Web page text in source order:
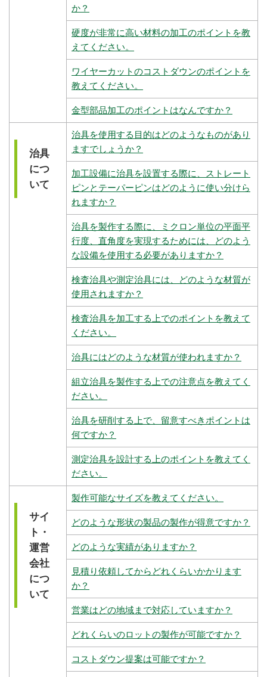
か？
硬度が非常に高い材料の加工のポイントを教
えてください。
ワイヤーカットのコストダウンのポイントを
教えてください。
金型部品加工のポイントはなんですか？
治具
につ
いて
治具を使用する目的はどのようなものがあり
ますでしょうか？
加工設備に治具を設置する際に、ストレート
ピンとテーパーピンはどのように使い分けら
れますか？
治具を製作する際に、ミクロン単位の平面平
行度、直角度を実現するためには、どのよう
な設備を使用する必要がありますか？
検査治具や測定治具には、どのような材質が
使用されますか？
検査治具を加工する上でのポイントを教えて
ください。
治具にはどのような材質が使われますか？
組立治具を製作する上での注意点を教えてく
ださい。
治具を研削する上で、留意すべきポイントは
何ですか？
測定治具を設計する上のポイントを教えてく
ださい。
サイ
ト・
運営
会社
につ
いて
製作可能なサイズを教えてください。
どのような形状の製品の製作が得意ですか？
どのような実績がありますか？
見積り依頼してからどれくらいかかります
か？
営業はどの地域まで対応していますか？
どれくらいのロットの製作が可能ですか？
コストダウン提案は可能ですか？